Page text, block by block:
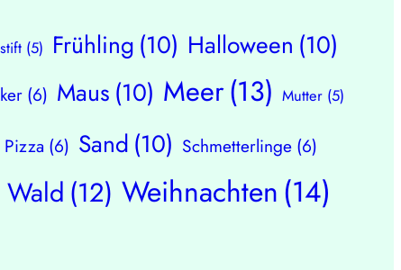
(5) Frühling (10) Halloween (10)
(6) Maus (10) Meer(13) Mutter (5)
Pizza (6) Sand (10) Schmetterlinge (6)
Wald (12) Weihnachten(14)